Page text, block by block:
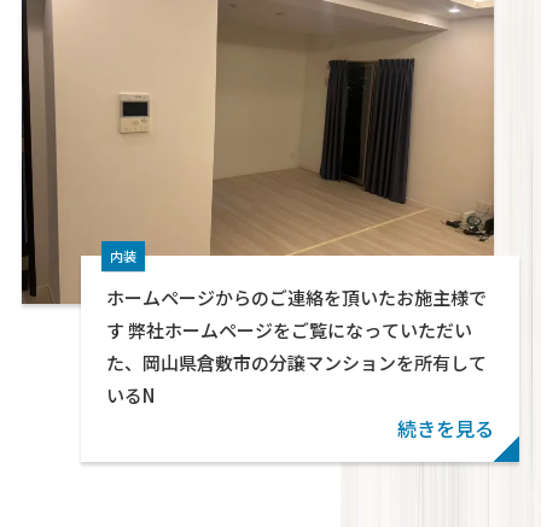
内装
ホームページからのご連絡を頂いたお施主様で
す 弊社ホームページをご覧になっていただい
た、岡山県倉敷市の分譲マンションを所有して
いるN
続きを見る